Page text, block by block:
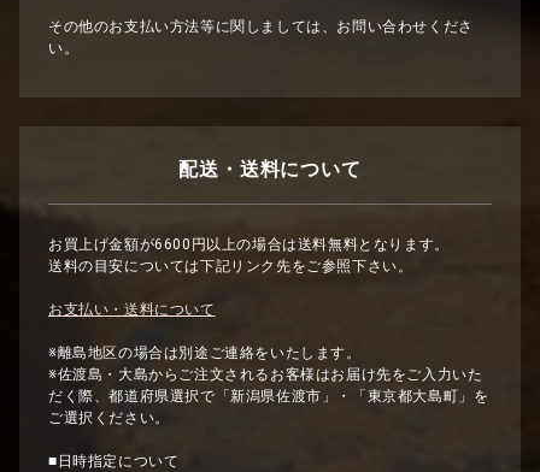
その他のお支払い方法等に関しましては、お問い合わせくださ
い。
配送・送料について
お買上げ金額が6600円以上の場合は送料無料となります。
送料の目安については下記リンク先をご参照下さい。
お支払い・送料について
※離島地区の場合は別途ご連絡をいたします。
※佐渡島・大島からご注文されるお客様はお届け先をご入力いた
だく際、都道府県選択で「新潟県佐渡市」・「東京都大島町」を
ご選択ください。
■日時指定について